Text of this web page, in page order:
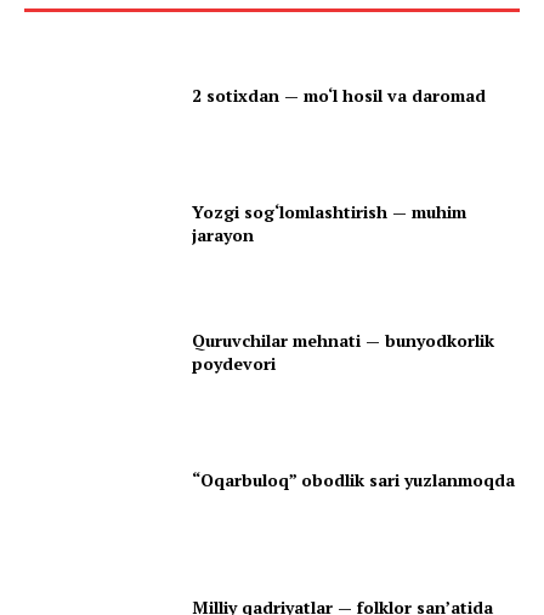
2 sotixdan — mo‘l hosil va daromad
Yozgi sog‘lomlashtirish — muhim
jarayon
Quruvchilar mehnati — bunyodkorlik
poydevori
“Oqarbuloq” obodlik sari yuzlanmoqda
Milliy qadriyatlar — folklor san’atida